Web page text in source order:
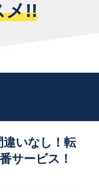
メ!!
いなし！転
サービス！